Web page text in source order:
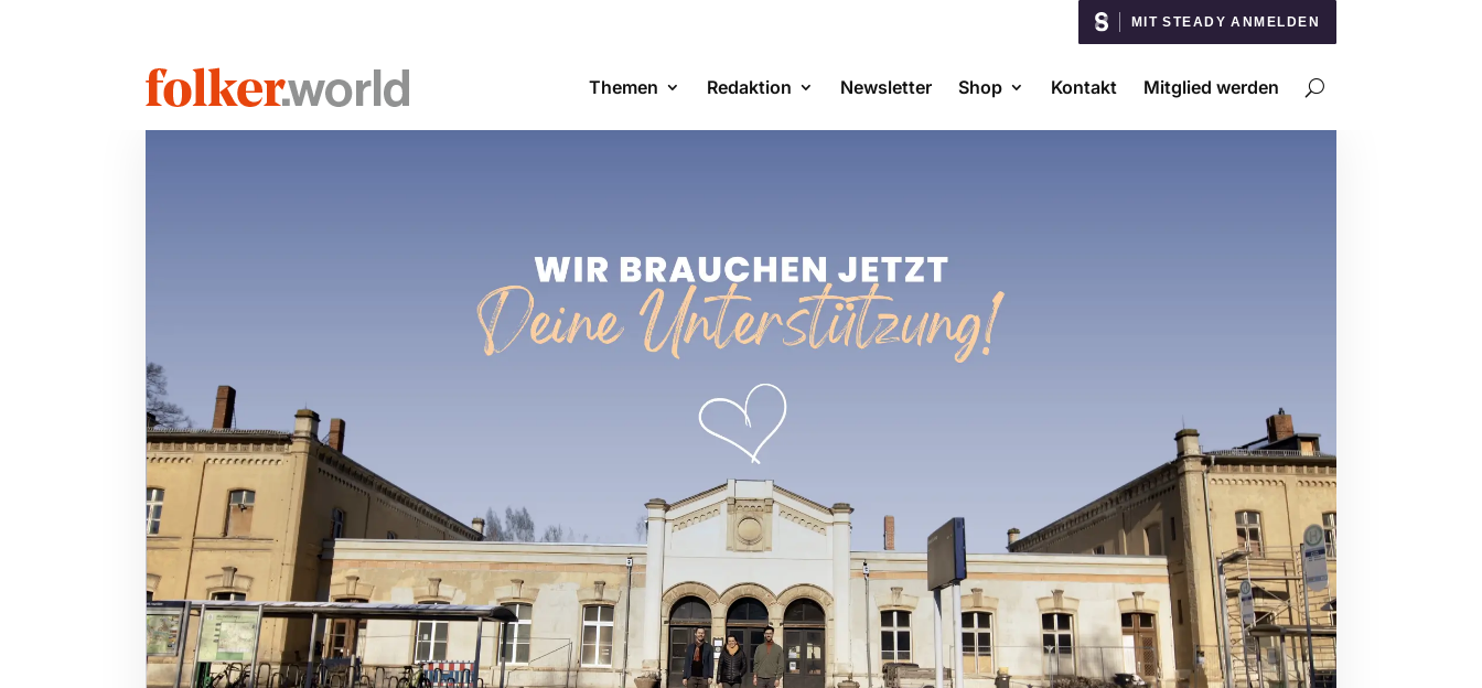
MIT STEADY ANMELDEN
Themen Redaktion Newsletter Shop Kontakt Mitglied werden